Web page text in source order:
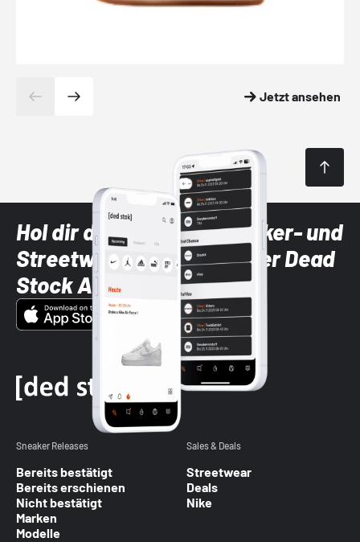
Jetzt ansehen
Hol dir die neuesten Sneaker- und
Streetwear-Brands mit der Dead
Stock App
Sneaker Releases
Bereits bestätigt
Bereits erschienen
Nicht bestätigt
Marken
Modelle
Sales & Deals
Streetwear
Deals
Nike